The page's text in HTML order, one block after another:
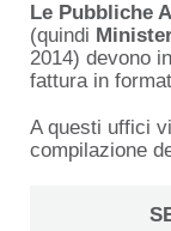
Le Pubbliche
(quindi
2014) devono
fattura in
A questi uffici
compilazione